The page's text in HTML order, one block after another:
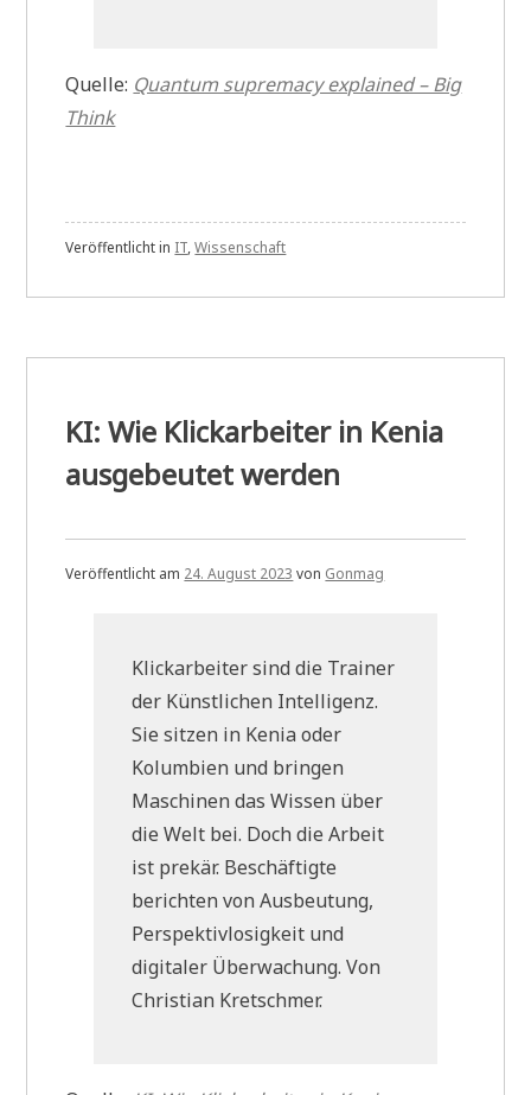
Quelle: Quantum supremacy explained – Big
Think
Veröffentlicht in IT,Wissenschaft
KI: Wie Klickarbeiter in Kenia
ausgebeutet werden
Veröffentlicht am 24. August 2023 von Gonmag
Klickarbeiter sind die Trainer
der Künstlichen Intelligenz.
Sie sitzen in Kenia oder
Kolumbien und bringen
Maschinen das Wissen über
die Welt bei. Doch die Arbeit
ist prekär. Beschäftigte
berichten von Ausbeutung,
Perspektivlosigkeit und
digitaler Überwachung. Von
Christian Kretschmer.